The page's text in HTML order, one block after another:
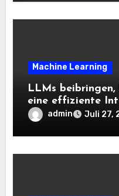
Machine Learning
LLMs
eine effiziente
langen Horizont
Analysis Weblog
admin Juli 27,